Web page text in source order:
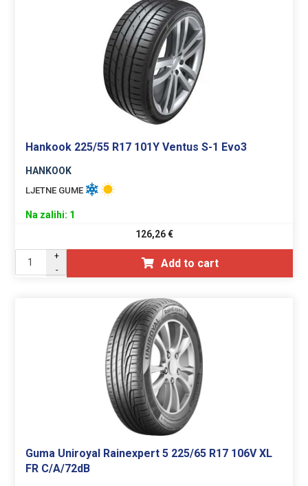
Hankook 225/55 R17 101Y Ventus S-1 Evo3
HANKOOK
LJETNE GUME
Na zalihi: 1
126,26€
+
-
Add to cart
Guma Uniroyal Rainexpert 5 225/65 R17 106V XL
FR C/A/72dB